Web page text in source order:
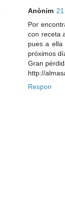
Anònim
Por
con receta
pues a ella
próximos
Gran
http://
Respon